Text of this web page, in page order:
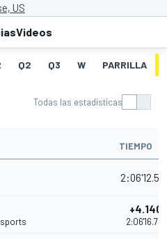
US
Videos
Q2 Q3 W PARRILLA
Todas las estadísticas
TIEMPO